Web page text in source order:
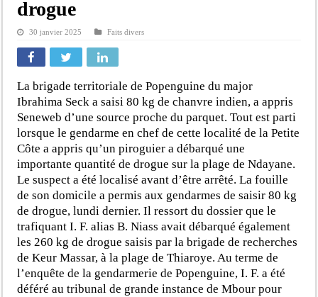
drogue
30 janvier 2025 Faits divers
La brigade territoriale de Popenguine du major
Ibrahima Seck a saisi 80 kg de chanvre indien, a appris
Seneweb d’une source proche du parquet. Tout est parti
lorsque le gendarme en chef de cette localité de la Petite
Côte a appris qu’un piroguier a débarqué une
importante quantité de drogue sur la plage de Ndayane.
Le suspect a été localisé avant d’être arrêté. La fouille
de son domicile a permis aux gendarmes de saisir 80 kg
de drogue, lundi dernier. Il ressort du dossier que le
trafiquant I. F. alias B. Niass avait débarqué également
les 260 kg de drogue saisis par la brigade de recherches
de Keur Massar, à la plage de Thiaroye. Au terme de
l’enquête de la gendarmerie de Popenguine, I. F. a été
déféré au tribunal de grande instance de Mbour pour